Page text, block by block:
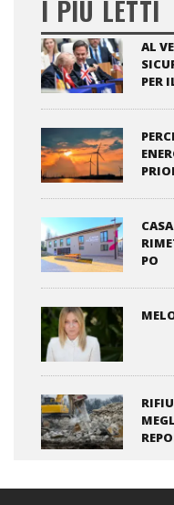
I PIÙ LETTI
AL
PER
PO